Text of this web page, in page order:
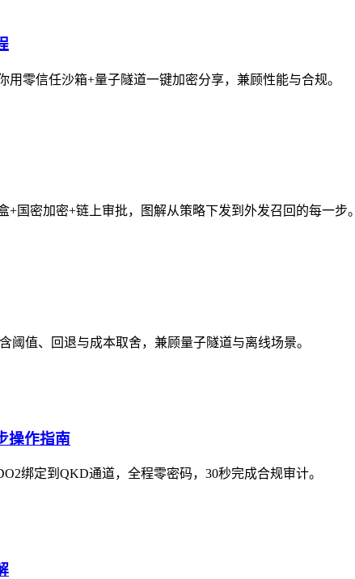
用零信任沙箱+量子隧道一键加密分享，兼顾性能与合规。
+国密加密+链上审批，图解从策略下发到外发召回的每一步。
阈值、回退与成本取舍，兼顾量子隧道与离线场景。
操作指南
绑定到QKD通道，全程零密码，30秒完成合规审计。